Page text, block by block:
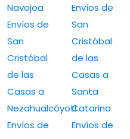
Navojoa
Envíos de
San
Cristóbal
de las
Casas a
Nezahualcóyotl
Envíos de
Envíos de
San
Cristóbal
de las
Casas a
Santa
Catarina
Envíos de